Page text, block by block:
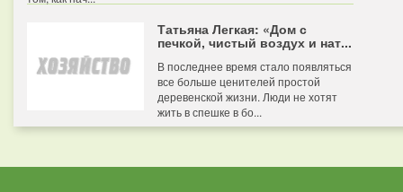
Татьяна Легкая: «Дом с
печкой, чистый воздух и нат...
В последнее время стало появляться
все больше ценителей простой
деревенской жизни. Люди не хотят
жить в спешке в бо...